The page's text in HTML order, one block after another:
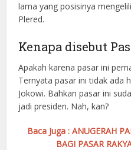
lama yang posisinya
Plered.
Kenapa disebut
Apakah karena pasar ini
Ternyata pasar ini tidak ada
Jokowi. Bahkan pasar ini
jadi presiden. Nah, kan?
Baca Juga : ANUGERAH
BAGI PASAR